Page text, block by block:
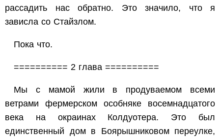
рассадить нас обратно. Это значило, что я
зависла со Стайзлом.
Пока что.
========== 2 глава ==========
Мы с мамой жили в продуваемом всеми
ветрами фермерском особняке восемнадцатого
века на окраинах Колдуотера. Это был
единственный дом в Боярышниковом переулке,